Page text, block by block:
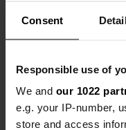
Consent
Responsible use of
We and our 1022
e.g. your IP-number,
store and access
Contact
Emplacement
Am